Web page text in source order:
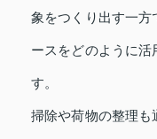
象をつくり出す一方
ースをどのように活
す。
掃除や荷物の整理も